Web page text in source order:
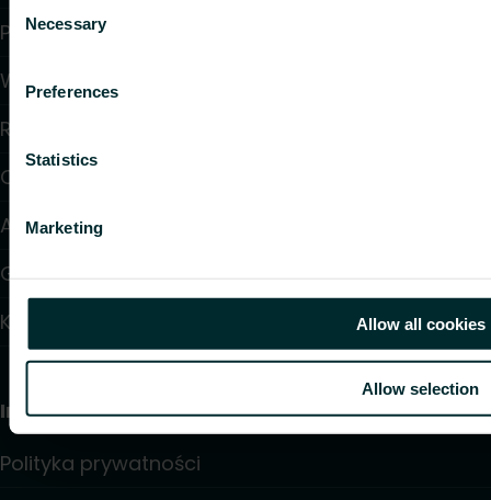
Selection
Necessary
Preferences
Statistics
Marketing
Allow all cookies
Allow selection
Pliki do pobrania
Wsparcie
Rozwiązania
O nas
Artykuły
Gdzie kupić
Kontakt
Informacja
Polityka prywatności